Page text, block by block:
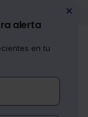
✕
alerta
en tu